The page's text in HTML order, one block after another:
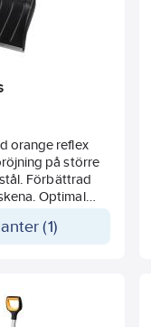
orange reflex
på större
Förbättrad
Optimal
(1)